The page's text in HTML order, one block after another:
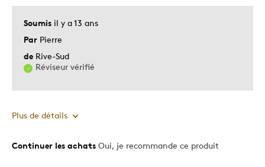
Soumis il y a 13 ans
Par Pierre
de Rive-Sud
Réviseur vérifié
Plus de détails
Le pour
Continuer les achats Oui, je recommande ce produit